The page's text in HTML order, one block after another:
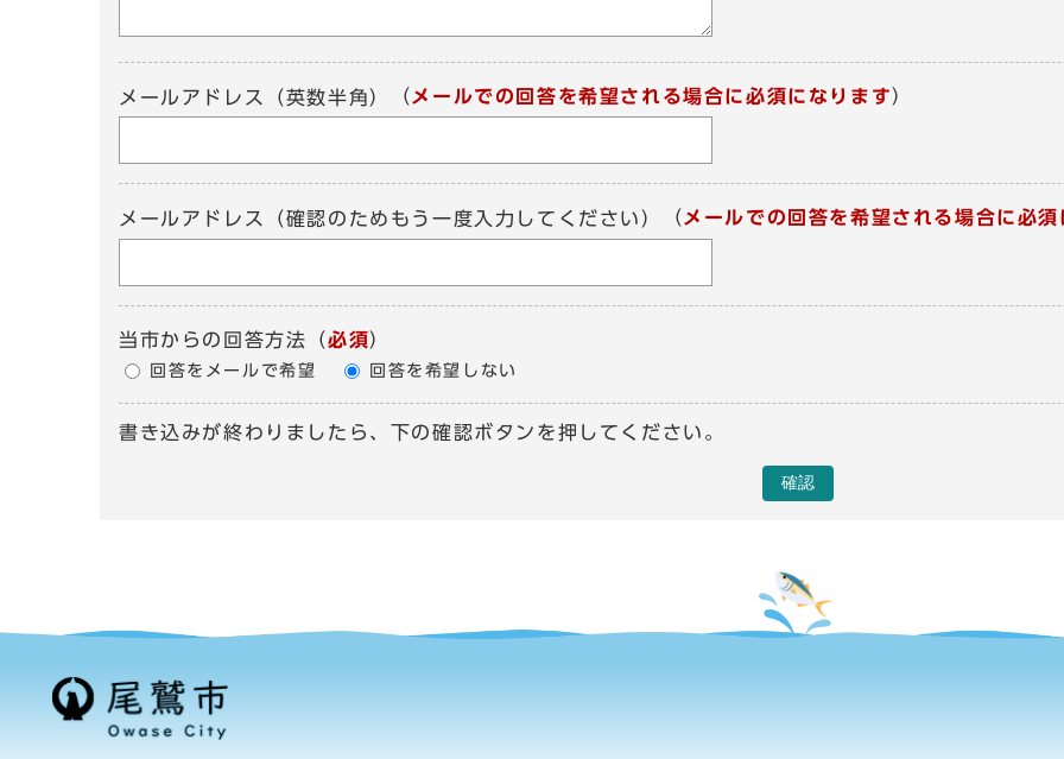
メールアドレス（英数半角） （ メールでの回答を希望される場合に必須になります）
メールアドレス（確認のためもう一度入力してください） （メールでの回答を希望される場合に必須
当市からの回答方法 （必須）
回答をメールで希望 回答を希望しない
書き込みが終わりましたら、下の確認ボタンを押してください。
確認